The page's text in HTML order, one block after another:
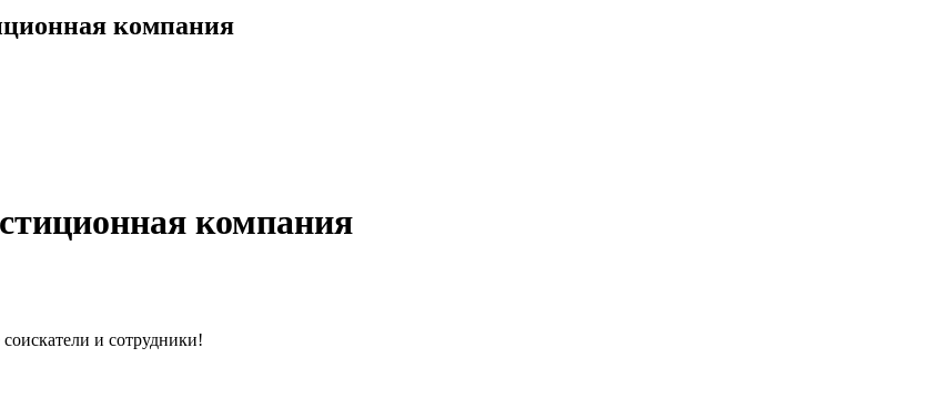
компания
компания
и сотрудники!